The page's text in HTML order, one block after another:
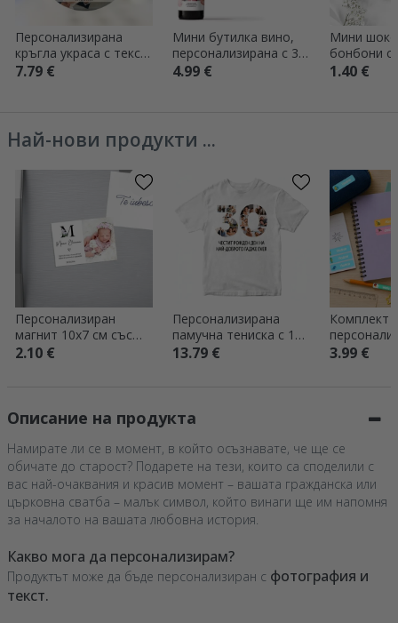
Персонализирана
кръгла украса с текст
и снимка -
7.79 €
Мини бутилка вино,
персонализирана с 3
снимки и текст -
4.99 €
Мини
бонбони с
1.40 €
Най-нови продукти ...
Персонализиран
магнит 10x7 см със
снимка и текст –
2.10 €
Персонализирана
памучна тениска с 12
снимки и надпис – 30
13.79 €
Комплект
стикера
3.99 €
Описание на продукта
Намирате ли се в момент, в който осъзнавате, че ще се
обичате до старост? Подарете на тези, които са споделили с
вас най-очаквания и красив момент – вашата гражданска или
църковна сватба – малък символ, който винаги ще им напомня
за началото на вашата любовна история.
Какво мога да персонализирам?
Продуктът може да бъде персонализиран с фотография и
текст.